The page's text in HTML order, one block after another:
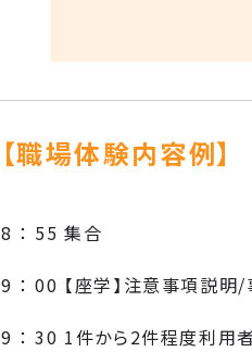
【職場体験内容例】
8 ： 55 集合
9 ： 00 【座学】注意事項説明
9 ： 30 1件から2件程度利用